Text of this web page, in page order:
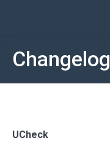
Changelog
UCheck